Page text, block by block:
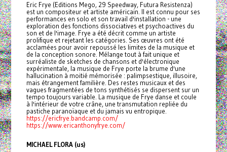
Eric Frye (Editions Mego, 29 Speedway, Futura Resistenza)
est un compositeur et artiste américain. Il est connu pour ses
performances en solo et son travail d'installation - une
exploration des fonctions dissociatives et psychoactives du
son et de l'image. Frye a été décrit comme un artiste
prolifique et rejetant les catégories. Ses œuvres ont été
acclamées pour avoir repoussé les limites de la musique et
de la conception sonore. Mélange tout à fait unique et
surréaliste de sketches de chansons et d'électronique
expérimentale, la musique de Frye porte la brume d'une
hallucination à moitié mémorisée : palimpsestique, illusoire,
mais étrangement familière. Des restes musicaux et des
vagues fragmentées de tons synthétisés se dispersent sur un
tempo toujours variable. La musique de Frye danse et coule
à l'intérieur de votre crâne, une transmutation repliée du
pastiche paranoïaque et du jamais vu entropique.
https://ericfrye.bandcamp.com/
https://www.ericanthonyfrye.com/
MICHAEL FLORA (us)